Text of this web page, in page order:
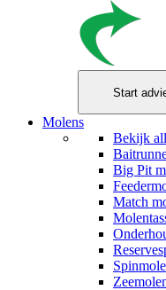
Molens
Bekijk
Big Pit
Match